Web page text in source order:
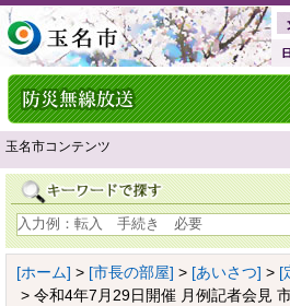
玉名市コンテンツ
[ホーム] > [市長の部屋] > [あいさつ] > [
> 令和4年7月29日開催 月例記者会見